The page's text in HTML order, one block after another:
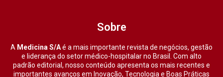
Sobre
A Medicina S/Aé a mais importante revista de negócios, gestão
e liderança do setor médico-hospitalar no Brasil. Com alto
padrão editorial, nosso conteúdo apresenta os mais recentes e
importantes avanços em Inovação, Tecnologia e Boas Práticas